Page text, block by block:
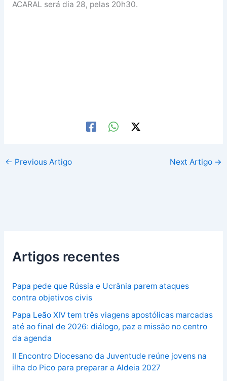
ACARAL será dia 28, pelas 20h30.
← Previous Artigo Next Artigo →
Artigos recentes
Papa pede que Rússia e Ucrânia parem ataques
contra objetivos civis
Papa Leão XIV tem três viagens apostólicas marcadas
até ao final de 2026: diálogo, paz e missão no centro
da agenda
II Encontro Diocesano da Juventude reúne jovens na
ilha do Pico para preparar a Aldeia 2027